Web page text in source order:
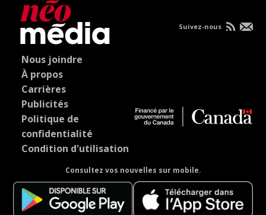
Nous joindre
À propos
Carrières
Publicités
Politique de
confidentialité
Condition d'utilisation
Consultez vos nouvelles sur mobile.
Suivez-nous